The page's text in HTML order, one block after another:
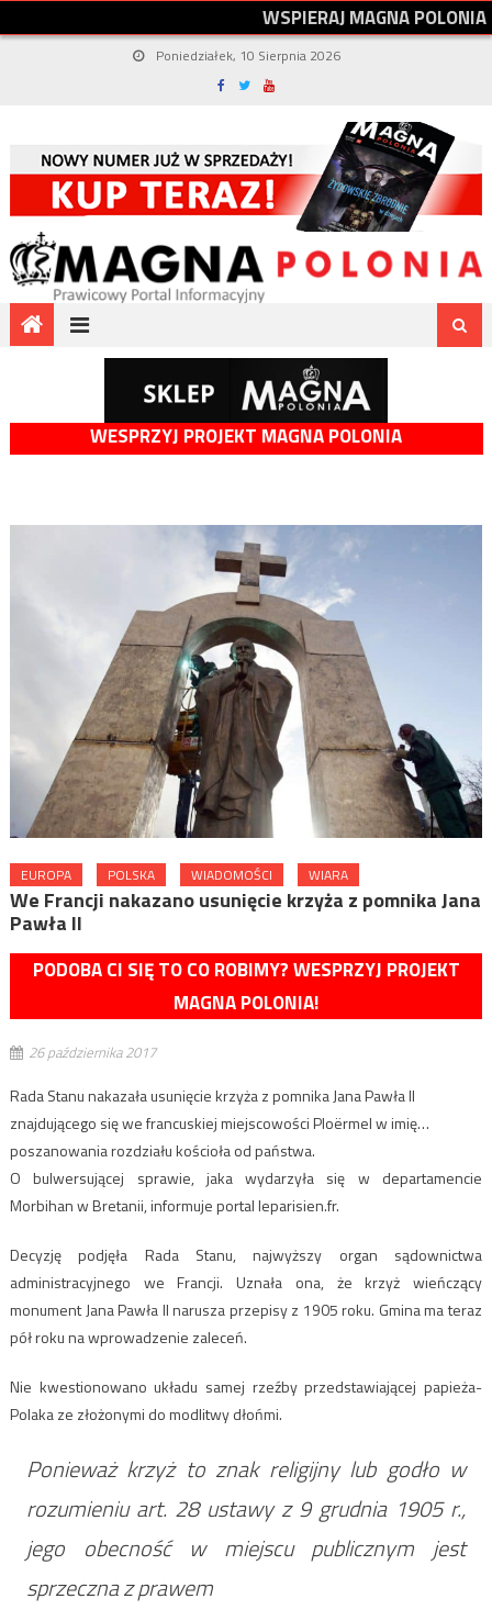
WSPIERAJMAGNAPOLONIA
Poniedziałek, 10 Sierpnia 2026
WESPRZYJ PROJEKT MAGNA POLONIA
EUROPA POLSKA WIADOMOŚCI WIARA
We Francji nakazano usunięcie krzyża z pomnika Jana
Pawła II
PODOBA CI SIĘ TO CO ROBIMY? WESPRZYJ PROJEKT
MAGNA POLONIA!
26 października 2017
Rada Stanu nakazała usunięcie krzyża z pomnika Jana Pawła II
znajdującego się we francuskiej miejscowości Ploërmel w imię…
poszanowania rozdziału kościoła od państwa.
O bulwersującej sprawie, jaka wydarzyła się w departamencie
Morbihan w Bretanii, informuje portal leparisien.fr.
Decyzję podjęła Rada Stanu, najwyższy organ sądownictwa
administracyjnego we Francji. Uznała ona, że krzyż wieńczący
monument Jana Pawła II narusza przepisy z 1905 roku. Gmina ma teraz
pół roku na wprowadzenie zaleceń.
Nie kwestionowano układu samej rzeźby przedstawiającej papieża-
Polaka ze złożonymi do modlitwy dłońmi.
Ponieważ krzyż to znak religijny lub godło w
rozumieniu art. 28 ustawy z 9 grudnia 1905 r.,
jego obecność w miejscu publicznym jest
sprzeczna z prawem